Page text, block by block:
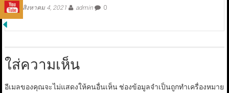
สิงหาคม 4, 2021 admin 0
ใส่ความเห็น
อีเมลของคุณจะไม่แสดงให้คนอื่นเห็น ช่องข้อมูลจำเป็นถูกทำเครื่องหมาย